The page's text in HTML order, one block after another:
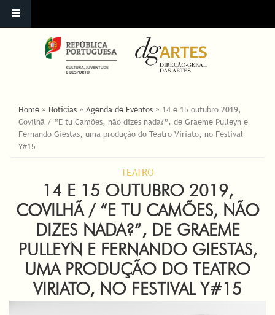
ESTÁ AQUI
Home » Noticias » Agenda de Eventos » 14 e 15 outubro 2019,
Covilhã / “E tu Camões, não dizes nada?”, de Graeme Pulleyn e
Fernando Giestas, uma produção do Teatro Viriato, no Festival
Y#15
TEATRO
14 E 15 OUTUBRO 2019,
COVILHÃ / “E TU CAMÕES, NÃO
DIZES NADA?”, DE GRAEME
PULLEYN E FERNANDO GIESTAS,
UMA PRODUÇÃO DO TEATRO
VIRIATO, NO FESTIVAL Y#15